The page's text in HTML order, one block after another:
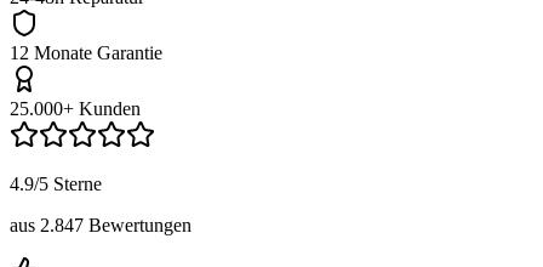
12 Monate Garantie
25.000+ Kunden
4.9/5 Sterne
aus 2.847 Bewertungen